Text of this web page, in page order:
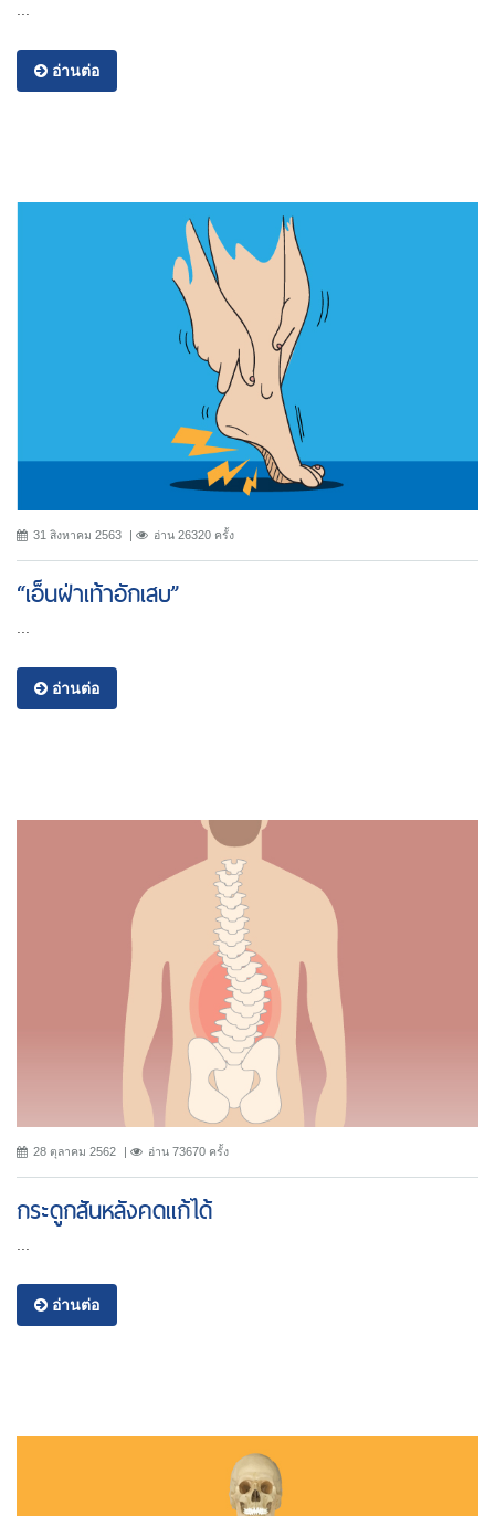
อ่านต่อ
31 สิงหาคม 2563 อ่าน 26320 ครั้ง
“เอ็นฝ่าเท้าอักเสบ”
อ่านต่อ
28 ตุลาคม 2562 อ่าน 73670 ครั้ง
กระดูกสันหลังคดแก้ได้
...
อ่านต่อ